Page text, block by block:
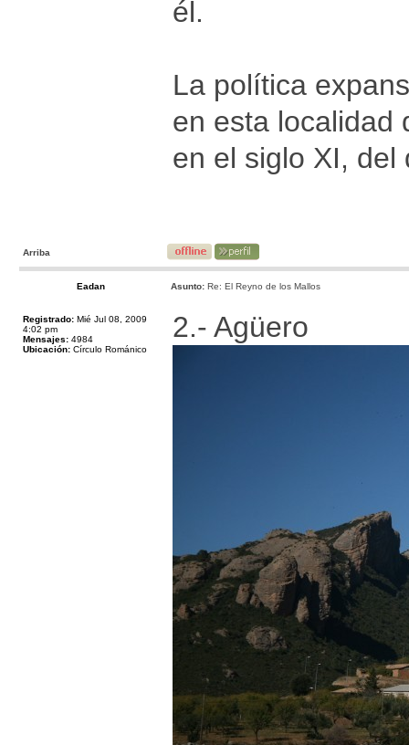
él.
La política
en esta localidad
en el siglo XI, del
Arriba
Eadan Asunto: Re: El Reyno de los Mallos
Registrado: Mié Jul 08, 2009
4:02 pm
Mensajes: 4984
Ubicación: Círculo Románico
2.- Agüero